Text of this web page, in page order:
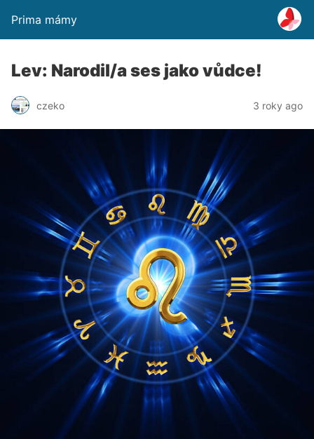
Prima mámy
Lev: Narodil/a ses jako vůdce!
czeko 3 roky ago